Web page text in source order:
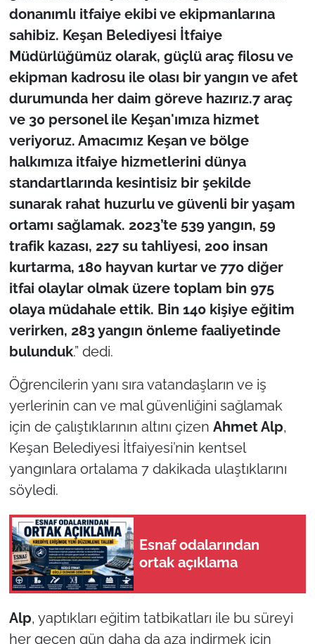
donanımlı itfaiye ekibi ve ekipmanlarına
sahibiz. Keşan Belediyesi İtfaiye
Müdürlüğümüz olarak, güçlü araç filosu ve
ekipman kadrosu ile olası bir yangın ve afet
durumunda her daim göreve hazırız.7 araç
ve 30 personel ile Keşan'ımıza hizmet
veriyoruz. Amacımız Keşan ve bölge
halkımıza itfaiye hizmetlerini dünya
standartlarında kesintisiz bir şekilde
sunarak rahat huzurlu ve güvenli bir yaşam
ortamı sağlamak. 2023’te 539 yangın, 59
trafik kazası, 227 su tahliyesi, 200 insan
kurtarma, 180 hayvan kurtar ve 770 diğer
itfai olaylar olmak üzere toplam bin 975
olaya müdahale ettik. Bin 140 kişiye eğitim
verirken, 283 yangın önleme faaliyetinde
bulunduk.” dedi.
Öğrencilerin yanı sıra vatandaşların ve iş
yerlerinin can ve mal güvenliğini sağlamak
için de çalıştıklarının altını çizen Ahmet Alp,
Keşan Belediyesi İtfaiyesi’nin kentsel
yangınlara ortalama 7 dakikada ulaştıklarını
söyledi.
Esnaf odalarından
ortak açıklama
Alp, yaptıkları eğitim tatbikatları ile bu süreyi
her geçen gün daha da aza indirmek için
İş Dünyası
Bilim Teknoloji
English News
Canlı Maç
Finans
Genel-A
Gündem-Eğitim